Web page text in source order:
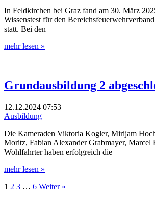
In Feldkirchen bei Graz fand am 30. März
Wissenstest für den
statt. Bei den
mehr lesen »
Grundausbildung 2
12.12.2024 07:53
Ausbildung
Die Kameraden Viktoria Kogler, Mirijam
Moritz, Fabian Alexander Grabmayer,
Wohlfahrter haben erfolgreich die
mehr lesen »
1 2 3 … 6 Weiter »